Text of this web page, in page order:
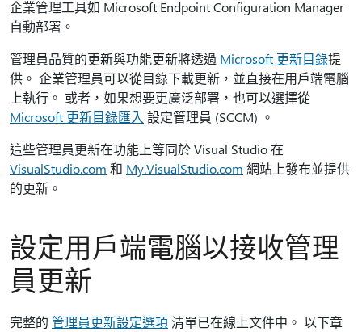
企業管理工具如 Microsoft Endpoint Configuration Manager
自動部署。
管理員品質的更新與功能更新將透過 Microsoft 更新目錄提
供。 企業管理員可以從目錄下載更新，並直接在用戶端電腦
上執行。 或者，如果想要更廣泛部署，也可以選擇從
Microsoft 更新目錄匯入 設定管理員 (SCCM) 。
這些管理員更新在功能上等同於 Visual Studio 在
VisualStudio.com 和 My.VisualStudio.com 網站上發布並提供
的更新。
設定用戶端電腦以接收管理
員更新
完整的 管理員更新設定選項清單已在線上文件中。 以下章